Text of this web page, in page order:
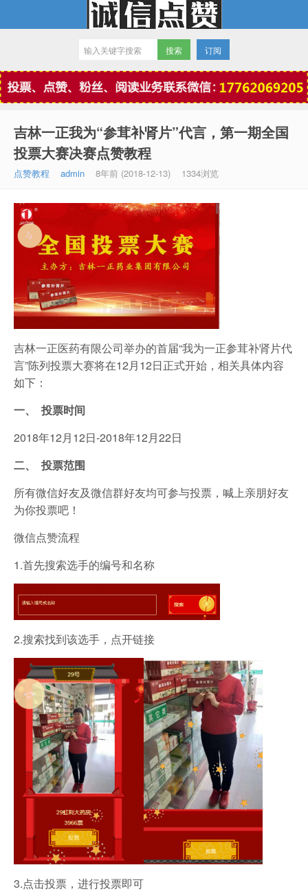
微信点赞
订阅
吉林一正我为“参茸补肾片”代言，第一期全国
投票大赛决赛点赞教程
点赞教程 admin 8年前 (2018-12-13) 1334浏览
吉林一正医药有限公司举办的首届“我为一正参茸补肾片代
言”陈列投票大赛将在12月12日正式开始，相关具体内容
如下：
一、 投票时间
2018年12月12日-2018年12月22日
二、 投票范围
所有微信好友及微信群好友均可参与投票，喊上亲朋好友
为你投票吧！
微信点赞流程
1.首先搜索选手的编号和名称
2.搜索找到该选手，点开链接
3.点击投票，进行投票即可